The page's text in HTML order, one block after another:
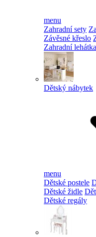
menu
Zahradní sety
Závěsné křeslo
Zahradní lehátka
Dětský nábytek
menu
Dětské postele
Dětské židle
Dětské regály